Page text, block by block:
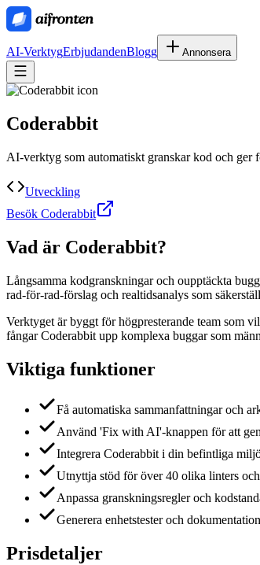
AI-VerktygErbjudandenBlogg Annonsera
Coderabbit
AI-verktyg som automatiskt granskar kod och ger
Utveckling
Besök Coderabbit
Vad är Coderabbit?
Långsamma kodgranskningar och oupptäckta
rad-för-rad-förslag och realtidsanalys som
Verktyget är byggt för högpresterande team som
fångar Coderabbit upp komplexa buggar som
Viktiga funktioner
Få automatiska sammanfattningar och
Använd 'Fix with AI'-knappen för att
Integrera Coderabbit i din befintliga
Utnyttja stöd för över 40 olika linters
Anpassa granskningsregler och
Generera enhetstester och
Prisdetaljer